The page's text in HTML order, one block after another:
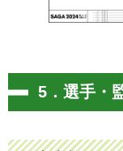
5．選手・